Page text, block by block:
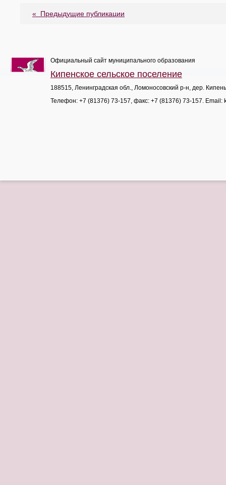
« Предыдущие публикации
Официальный сайт муниципального образования
Кипенское сельское поселение
188515, Ленинградская обл., Ломоносовский р-н, дер.
Телефон: +7 (81376) 73-157, факс: +7 (81376) 73-157. Email: